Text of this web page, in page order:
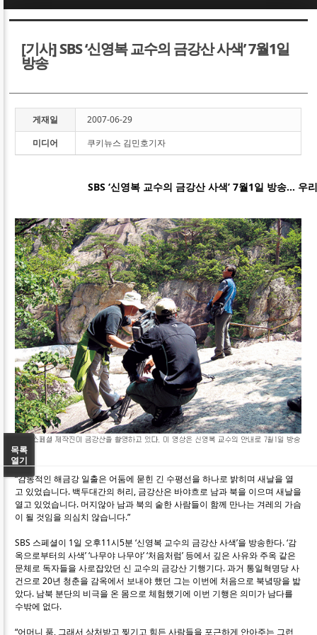
[기사] SBS ‘신영복 교수의 금강산 사색’ 7월1일
방송
게재일
2007-06-29
미디어
쿠키뉴스 김민호기자
SBS ‘신영복 교수의 금강산 사색’ 7월1일 방송… 우
“감동적인 해금강 일출은 어둠에 묻힌 긴 수평선을 하나로 밝히며 새날을 열
고 있었습니다. 백두대간의 허리, 금강산은 바야흐로 남과 북을 이으며 새날을
열고 있었습니다. 머지않아 남과 북의 숱한 사람들이 함께 만나는 겨레의 가슴
이 될 것임을 의심치 않습니다.”
SBS 스페셜이 1일 오후11시5분 ‘신영복 교수의 금강산 사색’을 방송한다. ‘감
옥으로부터의 사색’ ‘나무야 나무야’ ‘처음처럼’ 등에서 깊은 사유와 주옥 같은
문체로 독자들을 사로잡았던 신 교수의 금강산 기행기다. 과거 통일혁명당 사
건으로 20년 청춘을 감옥에서 보내야 했던 그는 이번에 처음으로 북녘땅을 밟
았다. 남북 분단의 비극을 온 몸으로 체험했기에 이번 기행은 의미가 남다를
수밖에 없다.
“어머니 품, 그래서 상처받고 찢기고 힘든 사람들을 포근하게 안아주는 그런
목록
열기
Sketchbook5, 스케치북5
Sketchbook5, 스케치북5
Sketchbook5, 스케치북5
Sketchbook5, 스케치북5